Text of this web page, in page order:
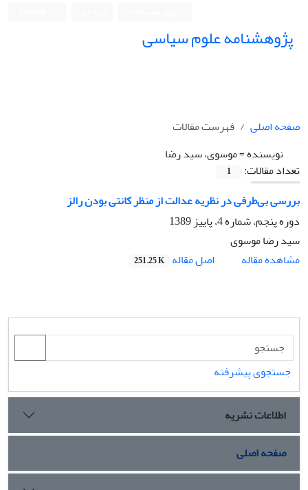
پژوهشنامه علوم سیاسی
صفحه اصلی
فهرست مقالات
نویسنده =موسوی، سید رضا
تعداد مقالات:
1
بررسی بی‌طرفی در نظریه عدالت از منظر کانتی بودن رالز
دوره پنجم، شماره 4، پاییز 1389
سید رضا موسوی
مشاهده مقاله
اصل مقاله 251.25 K
جستجوی پیشرفته
اطلاعات نشریه
صفحه اصلی